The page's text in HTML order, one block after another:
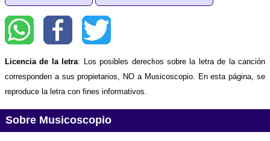
Licencia de la letra: Los posibles derechos sobre la letra de la canción
corresponden a sus propietarios, NO a Musicoscopio. En esta página, se
reproduce la letra con fines informativos.
Sobre Musicoscopio